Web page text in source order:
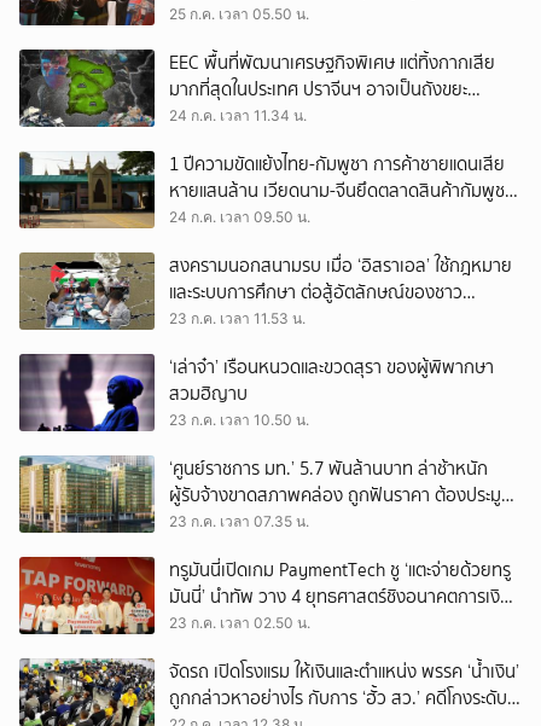
เดียว เอา(ทุก)เรื่อง’
25 ก.ค. เวลา 05.50 น.
EEC พื้นที่พัฒนาเศรษฐกิจพิเศษ แต่ทิ้งกากเสีย
มากที่สุดในประเทศ ปราจีนฯ อาจเป็นถังขยะ
อุตสาหกรรมใบใหม่?
24 ก.ค. เวลา 11.34 น.
1 ปีความขัดแย้งไทย-กัมพูชา การค้าชายแดนเสีย
หายแสนล้าน เวียดนาม-จีนยึดตลาดสินค้ากัมพูชา
ทดแทนสินค้าไทย
24 ก.ค. เวลา 09.50 น.
สงครามนอกสนามรบ เมื่อ ‘อิสราเอล’ ใช้กฎหมาย
และระบบการศึกษา ต่อสู้อัตลักษณ์ของชาว
ปาเลสไตน์
23 ก.ค. เวลา 11.53 น.
‘เล่าจ๋า’ เรือนหนวดและขวดสุรา ของผู้พิพากษา
สวมฮิญาบ
23 ก.ค. เวลา 10.50 น.
‘ศูนย์ราชการ มท.’ 5.7 พันล้านบาท ล่าช้าหนัก
ผู้รับจ้างขาดสภาพคล่อง ถูกฟันราคา ต้องประมูล
งานอื่น เอาเงินประกันมาโปะ
23 ก.ค. เวลา 07.35 น.
ทรูมันนี่เปิดเกม PaymentTech ชู ‘แตะจ่ายด้วยทรู
มันนี่’ นำทัพ วาง 4 ยุทธศาสตร์ชิงอนาคตการเงิน
ดิจิทัล
23 ก.ค. เวลา 02.50 น.
จัดรถ เปิดโรงแรม ให้เงินและตำแหน่ง พรรค ‘น้ำเงิน’
ถูกกล่าวหาอย่างไร กับการ ‘ฮั้ว สว.’ คดีโกงระดับ